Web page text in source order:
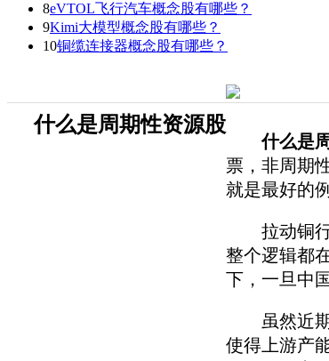
8eVTOL飞行汽车概念股有哪些？
9Kimi大模型概念股有哪些？
10铜缆连接器概念股有哪些？
什么是周期性资源股
什么是
票，非周期
就是最好的
拉动铜行
整个逻辑都
下，一旦中
虽然近期
使得上游产